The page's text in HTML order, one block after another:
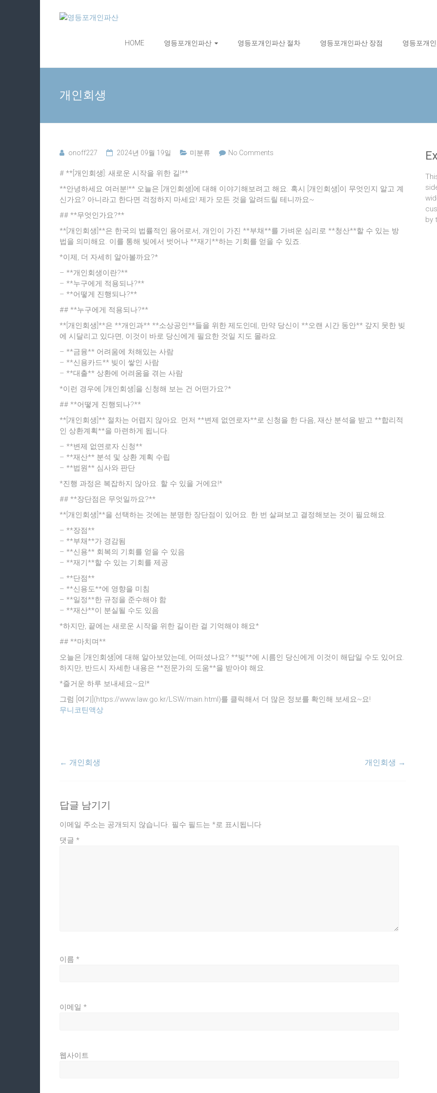
영
포
개
산
무
담
신
HOME 영등포개인파산 영등포개인파산 절차 영등포개인파산 장점 영등포개
개인회생
onoff227 2024년 09월 19일 미분류 No Comments
# **[개인회생]: 새로운 시작을 위한 길!**
**안녕하세요 여러분!** 오늘은 [개인회생]에 대해 이야기해보려고 해요. 혹시 [개인회생]이 무엇인지 알고 계
신가요? 아니라고 한다면 걱정하지 마세요! 제가 모든 것을 알려드릴 테니까요~
## **무엇인가요?**
**[개인회생]**은 한국의 법률적인 용어로서, 개인이 가진 **부채**를 가벼운 심리로 **청산**할 수 있는 방
법을 의미해요. 이를 통해 빚에서 벗어나 **재기**하는 기회를 얻을 수 있죠.
*이제, 더 자세히 알아볼까요?*
– **개인회생이란?**
– **누구에게 적용되나?**
– **어떻게 진행되나?**
## **누구에게 적용되나?**
**[개인회생]**은 **개인과** **소상공인**들을 위한 제도인데, 만약 당신이 **오랜 시간 동안** 갚지 못한 빚
에 시달리고 있다면, 이것이 바로 당신에게 필요한 것일 지도 몰라요.
– **금융** 어려움에 처해있는 사람
– **신용카드** 빚이 쌓인 사람
– **대출** 상환에 어려움을 겪는 사람
*이런 경우에 [개인회생]을 신청해 보는 건 어떤가요?*
## **어떻게 진행되나?**
**[개인회생]** 절차는 어렵지 않아요. 먼저 **변제 없연로자**로 신청을 한 다음, 재산 분석을 받고 **합리적
인 상환계획**을 마련하게 됩니다.
– **변제 없연로자 신청**
– **재산** 분석 및 상환 계획 수립
– **법원** 심사와 판단
*진행 과정은 복잡하지 않아요. 할 수 있을 거에요!*
## **장단점은 무엇일까요?**
**[개인회생]**을 선택하는 것에는 분명한 장단점이 있어요. 한 번 살펴보고 결정해보는 것이 필요해요.
– **장점**
– **부채**가 경감됨
– **신용** 회복의 기회를 얻을 수 있음
– **재기**할 수 있는 기회를 제공
– **단점**
– **신용도**에 영향을 미침
– **일정**한 규정을 준수해야 함
– **재산**이 분실될 수도 있음
*하지만, 끝에는 새로운 시작을 위한 길이란 걸 기억해야 해요*
## **마치며**
오늘은 [개인회생]에 대해 알아보았는데, 어떠셨나요? **빚**에 시름인 당신에게 이것이 해답일 수도 있어요.
하지만, 반드시 자세한 내용은 **전문가의 도움**을 받아야 해요.
*즐거운 하루 보내세요~요!*
그럼 [여기](https://www.law.go.kr/LSW/main.html)를 클릭해서 더 많은 정보를 확인해 보세요~요!
무니코틴액상
← 개인회생 개인회생 →
답글 남기기
이메일 주소는 공개되지 않습니다. 필수 필드는 *로 표시됩니다
댓글 *
이름 *
이메일 *
웹사이트
by